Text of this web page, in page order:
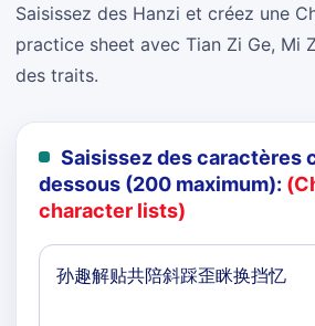
Saisissez des Hanzi et créez une
practice sheet avec Tian Zi Ge, Mi
des traits.
Saisissez des caractères
dessous (200 maximum):
character lists)